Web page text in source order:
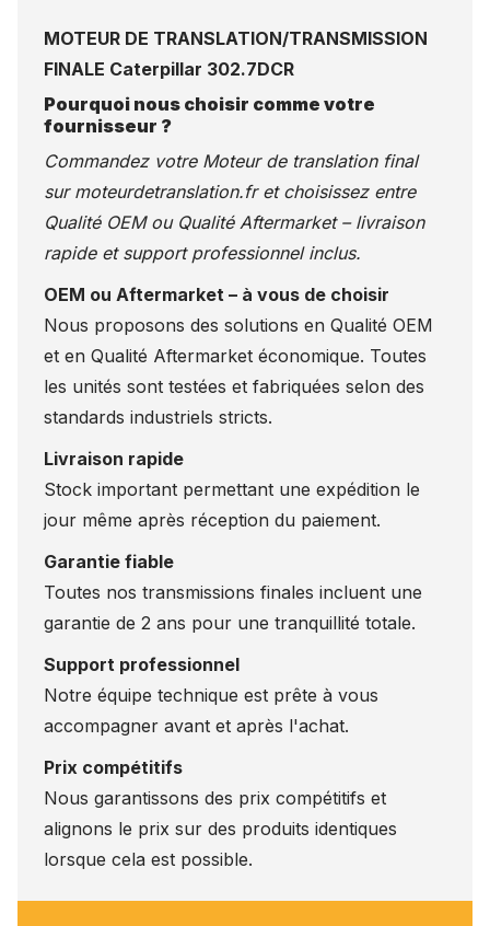
MOTEUR DE TRANSLATION/TRANSMISSION
FINALE Caterpillar 302.7DCR
Pourquoi nous choisir comme votre
fournisseur ?
Commandez votre Moteur de translation final
sur moteurdetranslation.fret choisissez entre
Qualité OEM ou Qualité Aftermarket – livraison
rapide et support professionnel inclus.
OEM ou Aftermarket – à vous de choisir
Nous proposons des solutions en Qualité OEM
et en Qualité Aftermarket économique. Toutes
les unités sont testées et fabriquées selon des
standards industriels stricts.
Livraison rapide
Stock important permettant une expédition le
jour même après réception du paiement.
Garantie fiable
Toutes nos transmissions finales incluent une
garantie de 2 ans pour une tranquillité totale.
Support professionnel
Notre équipe technique est prête à vous
accompagner avant et après l'achat.
Prix compétitifs
Nous garantissons des prix compétitifs et
alignons le prix sur des produits identiques
lorsque cela est possible.